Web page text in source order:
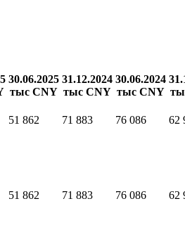
30.06.2025
тыс CNY
31.12.2024
тыс CNY
30.06.2024
тыс CNY
51 862 71 883 76 086 62
51 862 71 883 76 086 62